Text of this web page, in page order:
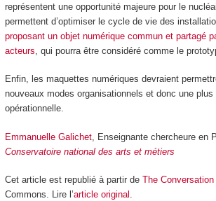
représentent une opportunité majeure pour le
permettent d’optimiser le cycle de vie des
proposant un objet numérique commun et partagé
acteurs , qui pourra être considéré comme le
Enfin, les maquettes numériques devraient
nouveaux modes organisationnels et donc une
opérationnelle.
Emmanuelle Galichet, Enseignante chercheure en
Conservatoire national des arts et métiers
Cet article est republié à partir de The Conversation
Commons. Lire l’article original .